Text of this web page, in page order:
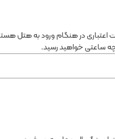
اعتباری در هنگام ورود به هتل
ساعتی خواهید رسید.